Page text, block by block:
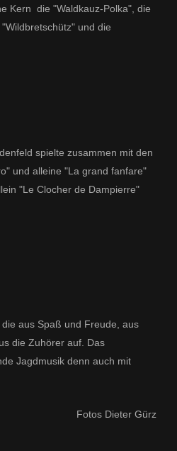
Kern die "Waldkauz-Polka", die
und die
spielte zusammen mit den
und alleine "La grand fanfare"
"Le Clocher de Dampierre"
die aus Spaß und Freude, aus
die Zuhörer auf. Das
Jagdmusik denn auch mit
Fotos Dieter Gürz